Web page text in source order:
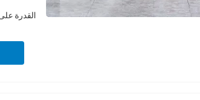
القدرة